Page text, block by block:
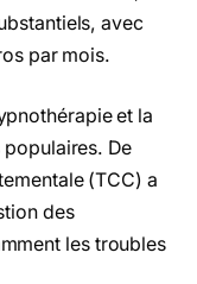
avec
par mois.
et la
De
(TCC) a
des
les troubles